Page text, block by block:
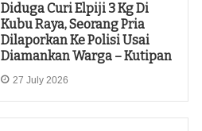
Diduga Curi Elpiji 3 Kg Di
Kubu Raya, Seorang Pria
Dilaporkan Ke Polisi Usai
Diamankan Warga – Kutipan
27 July 2026